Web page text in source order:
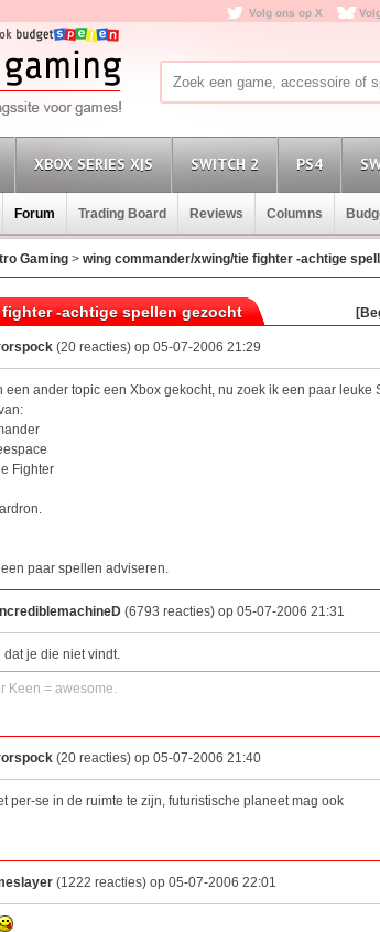
Volg ons op X
XBOX SERIES X|S SWITCH 2 PS4
Forum Trading Board Reviews Columns
Gaming > wing commander/xwing/tie fighter -achtige
-achtige spellen gezocht
(20 reacties) op 05-07-2006 21:29
een ander topic een Xbox gekocht, nu zoek ik een paar leuke
Fighter
paar spellen adviseren.
(6793 reacties) op 05-07-2006 21:31
dat je die niet vindt.
Keen = awesome.
(20 reacties) op 05-07-2006 21:40
per-se in de ruimte te zijn, futuristische planeet mag ook
(1222 reacties) op 05-07-2006 22:01